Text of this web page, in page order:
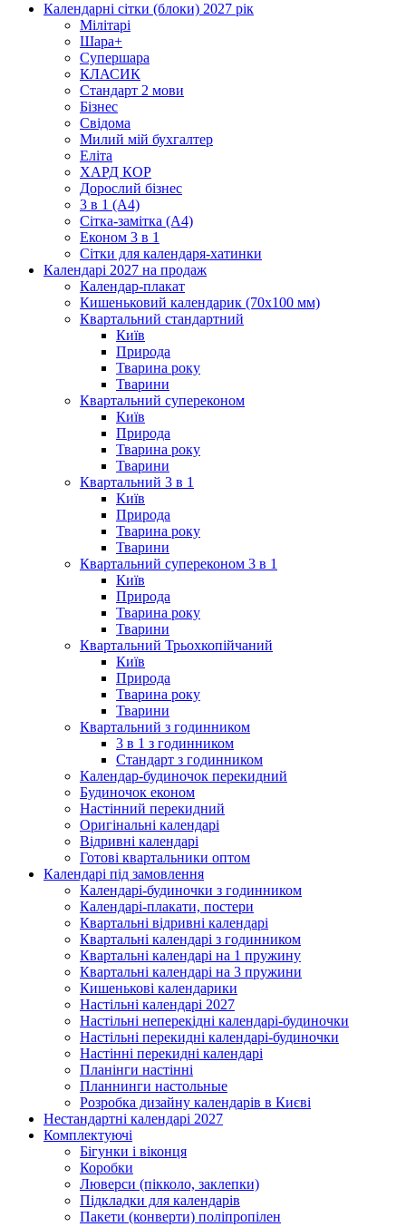
Календарні сітки (блоки) 2027 рік
Мілітарі
Шара+
Супершара
КЛАСИК
Стандарт 2 мови
Бізнес
Свідома
Милий мій бухгалтер
Еліта
ХАРД КОР
Дорослий бізнес
3 в 1 (А4)
Сітка-замітка (А4)
Економ 3 в 1
Сітки для календаря-хатинки
Календарі 2027 на продаж
Календар-плакат
Кишеньковий календарик (70х100 мм)
Квартальний стандартний
Київ
Природа
Тварина року
Тварини
Квартальний супереконом
Київ
Природа
Тварина року
Тварини
Квартальний 3 в 1
Київ
Природа
Тварина року
Тварини
Квартальний супереконом 3 в 1
Київ
Природа
Тварина року
Тварини
Квартальний Трьохкопійчаний
Київ
Природа
Тварина року
Тварини
Квартальний з годинником
3 в 1 з годинником
Стандарт з годинником
Календар-будиночок перекидний
Будиночок економ
Настінний перекидний
Оригінальні календарі
Відривні календарі
Готові квартальники оптом
Календарі під замовлення
Календарі-будиночки з годинником
Календарі-плакати, постери
Квартальні відривні календарі
Квартальні календарі з годинником
Квартальні календарі на 1 пружину
Квартальні календарі на 3 пружини
Кишенькові календарики
Настільні календарі 2027
Настільні неперекідні календарі-будиночки
Настільні перекидні календарі-будиночки
Настінні перекидні календарі
Планінги настінні
Планнинги настольные
Розробка дизайну календарів в Києві
Нестандартні календарі 2027
Комплектуючі
Бігунки і віконця
Коробки
Люверси (пікколо, заклепки)
Підкладки для календарів
Пакети (конверти) поліпропілен